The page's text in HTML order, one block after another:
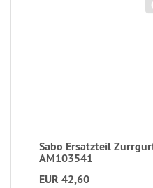
Sabo Ersatzteil
AM103541
EUR 42,60